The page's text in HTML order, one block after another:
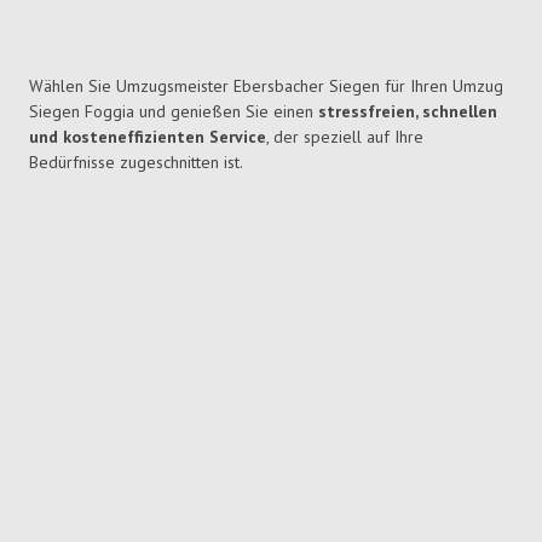
Wählen Sie Umzugsmeister Ebersbacher Siegen für Ihren Umzug
Siegen Foggia und genießen Sie einen stressfreien, schnellen
und kosteneffizienten Service, der speziell auf Ihre
Bedürfnisse zugeschnitten ist.